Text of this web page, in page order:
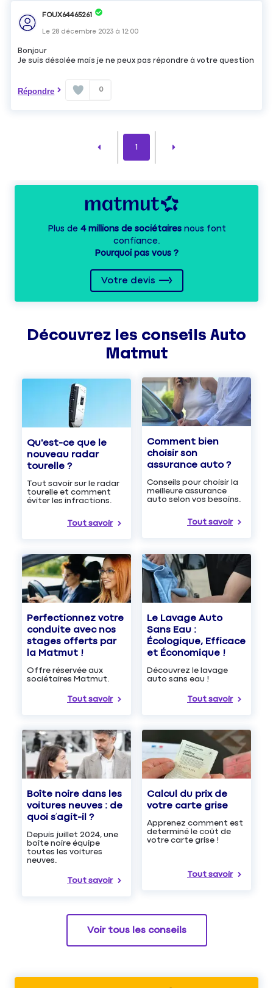
FOUX64465261
Le 28 décembre 2023 à12:00
Bonjour
Je suis désolée mais je ne peux pas répondre à votre question
Répondre 0
1
Plus de 4 millions de sociétairesnous font
confiance.
Pourquoi pas vous ?
Votre devis
Découvrez les conseils Auto
Matmut
Qu'est-ce que le
nouveau radar
tourelle ?
Tout savoir sur le radar
tourelle et comment
éviter les infractions.
Tout savoir
Comment bien
choisir son
assurance auto ?
Conseils pour choisir la
meilleure assurance
auto selon vos besoins.
Tout savoir
Perfectionnez votre
conduite avec nos
stages offerts par
la Matmut !
Offre réservée aux
sociétaires Matmut.
Tout savoir
Le Lavage Auto
Sans Eau :
Écologique, Efficace
et Économique !
Découvrez le lavage
auto sans eau !
Tout savoir
Boîte noire dans les
voitures neuves : de
quoi s’agit-il ?
Depuis juillet 2024, une
boîte noire équipe
toutes les voitures
neuves.
Tout savoir
Calcul du prix de
votre carte grise
Apprenez comment est
determiné le coût de
votre carte grise !
Tout savoir
Voir tous les conseils